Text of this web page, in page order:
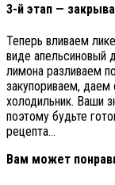
3-й этап —
Теперь вливаем
виде
лимона разливаем
закупориваем, даем
холодильник. Ваши
поэтому будьте
рецепта…
Вам может